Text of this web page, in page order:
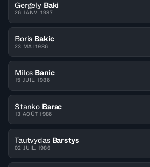
Gergely Baki
26 JANV. 1987
Boris Bakic
23 MAI 1986
Milos Banic
15 JUIL. 1986
Stanko Barac
13 AOÛT 1986
Tautvydas Barstys
02 JUIL. 1986